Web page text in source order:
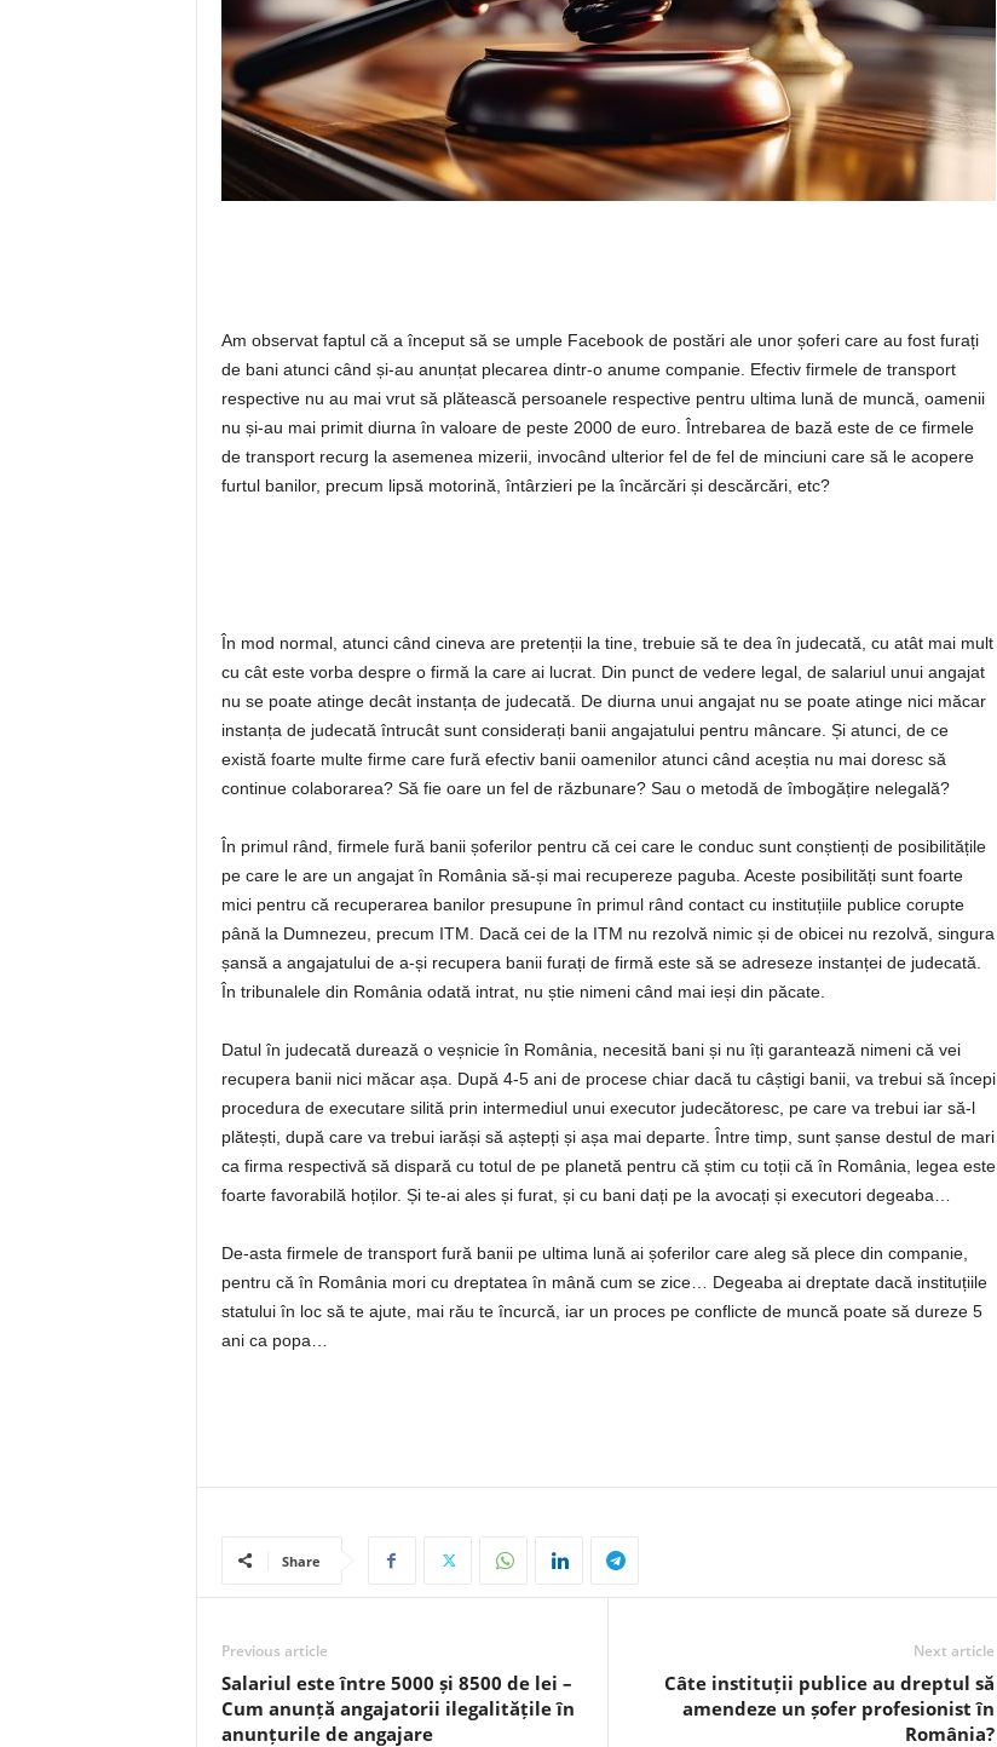
Am observat faptul că a început să se umple Facebook de postări ale unor șoferi care au fost furați
de bani atunci când și-au anunțat plecarea dintr-o anume companie. Efectiv firmele de transport
respective nu au mai vrut să plătească persoanele respective pentru ultima lună de muncă, oamenii
nu și-au mai primit diurna în valoare de peste 2000 de euro. Întrebarea de bază este de ce firmele
de transport recurg la asemenea mizerii, invocând ulterior fel de fel de minciuni care să le acopere
furtul banilor, precum lipsă motorină, întârzieri pe la încărcări și descărcări, etc?
În mod normal, atunci când cineva are pretenții la tine, trebuie să te dea în judecată, cu atât mai mult
cu cât este vorba despre o firmă la care ai lucrat. Din punct de vedere legal, de salariul unui angajat
nu se poate atinge decât instanța de judecată. De diurna unui angajat nu se poate atinge nici măcar
instanța de judecată întrucât sunt considerați banii angajatului pentru mâncare. Și atunci, de ce
există foarte multe firme care fură efectiv banii oamenilor atunci când aceștia nu mai doresc să
continue colaborarea? Să fie oare un fel de răzbunare? Sau o metodă de îmbogățire nelegală?
În primul rând, firmele fură banii șoferilor pentru că cei care le conduc sunt conștienți de posibilitățile
pe care le are un angajat în România să-și mai recupereze paguba. Aceste posibilități sunt foarte
mici pentru că recuperarea banilor presupune în primul rând contact cu instituțiile publice corupte
până la Dumnezeu, precum ITM. Dacă cei de la ITM nu rezolvă nimic și de obicei nu rezolvă, singura
șansă a angajatului de a-și recupera banii furați de firmă este să se adreseze instanței de judecată.
În tribunalele din România odată intrat, nu știe nimeni când mai ieși din păcate.
Datul în judecată durează o veșnicie în România, necesită bani și nu îți garantează nimeni că vei
recupera banii nici măcar așa. După 4-5 ani de procese chiar dacă tu câștigi banii, va trebui să începi
procedura de executare silită prin intermediul unui executor judecătoresc, pe care va trebui iar să-l
plătești, după care va trebui iarăși să aștepți și așa mai departe. Între timp, sunt șanse destul de mari
ca firma respectivă să dispară cu totul de pe planetă pentru că știm cu toții că în România, legea este
foarte favorabilă hoților. Și te-ai ales și furat, și cu bani dați pe la avocați și executori degeaba…
De-asta firmele de transport fură banii pe ultima lună ai șoferilor care aleg să plece din companie,
pentru că în România mori cu dreptatea în mână cum se zice… Degeaba ai dreptate dacă instituțiile
statului în loc să te ajute, mai rău te încurcă, iar un proces pe conflicte de muncă poate să dureze 5
ani ca popa…
Share
Previous article
Salariul este între 5000 și 8500 de lei –
Cum anunță angajatorii ilegalitățile în
anunțurile de angajare
Next article
Câte instituții publice au dreptul să
amendeze un șofer profesionist în
România?